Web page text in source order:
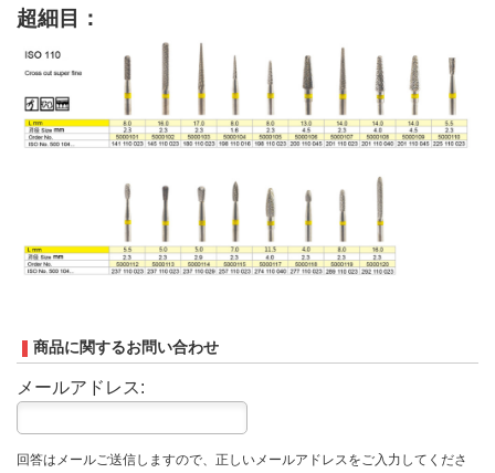
超細目：
商品に関するお問い合わせ
メールアドレス:
回答はメールご送信しますので、正しいメールアドレスをご入力してくださ